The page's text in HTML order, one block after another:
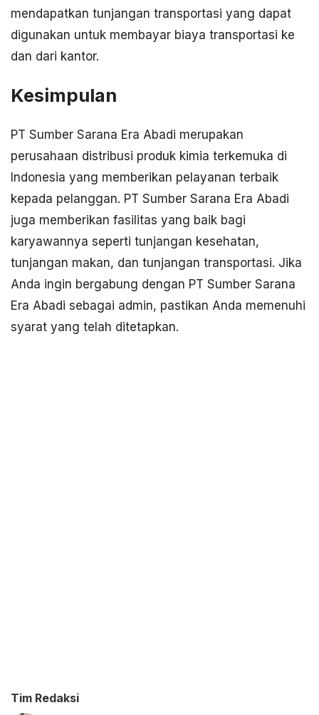
mendapatkan tunjangan transportasi yang dapat
digunakan untuk membayar biaya transportasi ke
dan dari kantor.
Kesimpulan
PT Sumber Sarana Era Abadi merupakan
perusahaan distribusi produk kimia terkemuka di
Indonesia yang memberikan pelayanan terbaik
kepada pelanggan. PT Sumber Sarana Era Abadi
juga memberikan fasilitas yang baik bagi
karyawannya seperti tunjangan kesehatan,
tunjangan makan, dan tunjangan transportasi. Jika
Anda ingin bergabung dengan PT Sumber Sarana
Era Abadi sebagai admin, pastikan Anda memenuhi
syarat yang telah ditetapkan.
Tim Redaksi